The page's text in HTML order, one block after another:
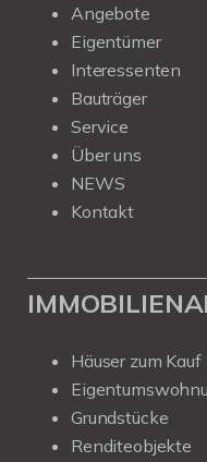
Angebote
Eigentümer
Interessenten
Bauträger
Service
Über uns
NEWS
Kontakt
Häuser zum Kauf
Grundstücke
Renditeobjekte